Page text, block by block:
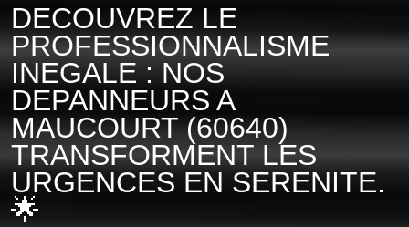
DECOUVREZ LE
PROFESSIONNALISME
INEGALE : NOS
DEPANNEURS A
MAUCOURT (60640)
TRANSFORMENT LES
URGENCES EN SERENITE.
🌟